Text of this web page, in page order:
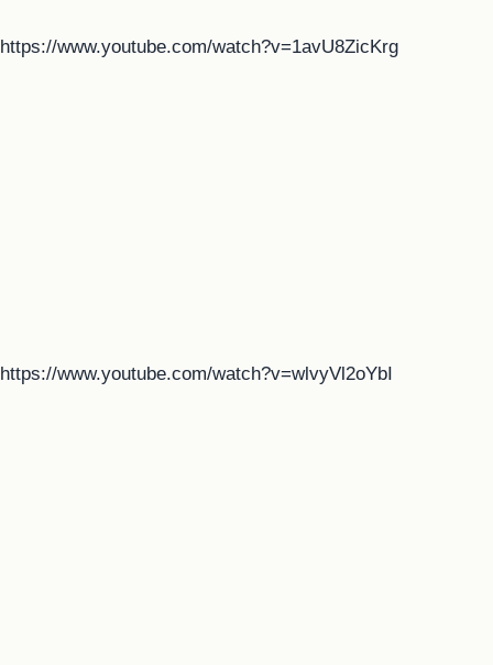
https://www.youtube.com/watch?v=1avU8ZicKrg
https://www.youtube.com/watch?v=wlvyVl2oYbI